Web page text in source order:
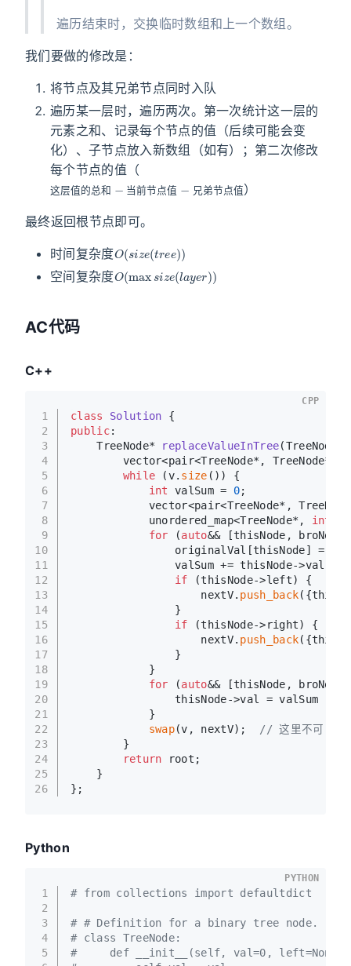
遍历结束时，交换临时数组和上一个数组。
我们要做的修改是：
将节点及其兄弟节点同时入队
遍历某一层时，遍历两次。第一次统计这一层的
元素之和、记录每个节点的值（后续可能会变
化）、子节点放入新数组（如有）；第二次修改
每个节点的值（
这 层 值 的 总 和 前 节 点 值 兄弟 节 点 值
这 层 值的总 和− 当
节 点 值
）
最终返回根节点即可。
时间复杂度
空间复杂度
O (maxsi ze(l
AC代码
C++
1
2
3
4
5
6
7
8
9
10
11
12
13
14
15
16
17
18
19
20
21
22
23
24
25
26
class Solution {
public:
TreeNode* replaceValueInTree
vector<pair<TreeNode*,
while (v. size ()) {
int
valSum = 0;
vector<pair<TreeNode*,
            unordered_map<TreeNode*,
int
for (auto&& [thisNode,
originalVal[thisNode] =
                valSum += thisNode->val;
if (thisNode->left) {
                    nextV.
push_back
                }
if (thisNode->right) {
                    nextV.
push_back
                }
            }
for (auto&& [thisNode,
thisNode->val = valSum -
            }
swap(v, nextV);
// 这里不可：
        }
return root;
    }
};
CPP
Python
1
2
3
4
5
# from collections import defaultdict
# # Definition for a binary tree node.
# class TreeNode:
#     def __init__(self, val=0, left=None,
PYTHON